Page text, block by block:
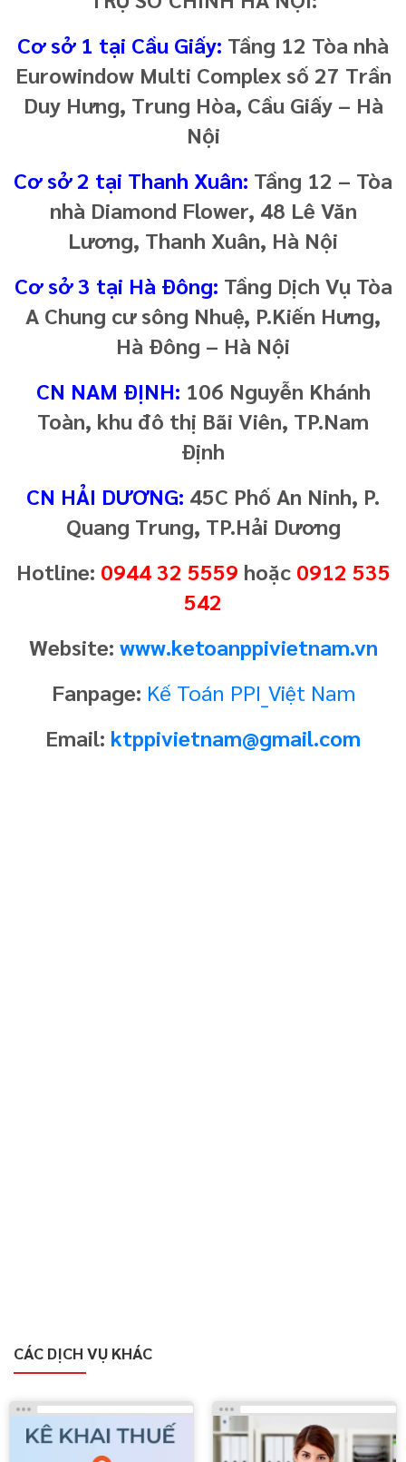
Cơ sở 1 tại Cầu Giấy: Tầng 12 Tòa nhà
Eurowindow Multi Complex số 27 Trần
Duy Hưng, Trung Hòa, Cầu Giấy – Hà
Nội
Cơ sở 2 tại Thanh Xuân: Tầng 12 – Tòa
nhà Diamond Flower, 48 Lê Văn
Lương, Thanh Xuân, Hà Nội
Cơ sở 3 tại Hà Đông: Tầng Dịch Vụ Tòa
A Chung cư sông Nhuệ, P.Kiến Hưng,
Hà Đông – Hà Nội
CN NAM ĐỊNH: 106 Nguyễn Khánh
Toàn, khu đô thị Bãi Viên, TP.Nam
Định
CN HẢI DƯƠNG: 45C Phố An Ninh, P.
Quang Trung, TP.Hải Dương
Hotline: 0944 32 5559 hoặc 0912 535
542
Website: www.ketoanppivietnam.vn
Fanpage: Kế Toán PPI_Việt Nam
Email: ktppivietnam@gmail.com
CÁC DỊCH VỤ KHÁC